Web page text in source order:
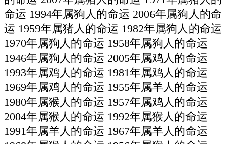
命运 1994年属狗人的命运 2006年属狗人的命
运 1959年属猪人的命运 1982年属狗人的命运
1970年属狗人的命运 1958年属狗人的命运
1946年属狗人的命运 2005年属鸡人的命运
1993年属鸡人的命运 1981年属鸡人的命运
1969年属鸡人的命运 1955年属羊人的命运
1980年属猴人的命运 1957年属鸡人的命运
2004年属猴人的命运 1992年属猴人的命运
1991年属羊人的命运 1967年属羊人的命运